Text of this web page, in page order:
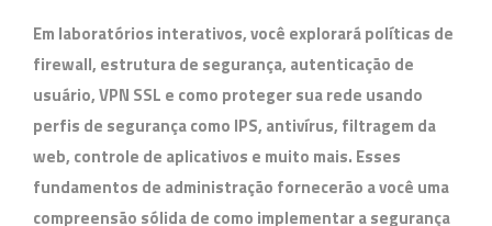
Em laboratórios interativos, você explorará políticas de
firewall, estrutura de segurança, autenticação de
usuário, VPN SSL e como proteger sua rede usando
perfis de segurança como IPS, antivírus, filtragem da
web, controle de aplicativos e muito mais. Esses
fundamentos de administração fornecerão a você uma
compreensão sólida de como implementar a segurança